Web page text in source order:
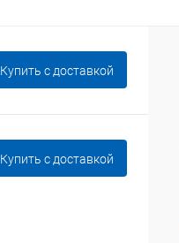
Купить c доставкой
Купить c доставкой